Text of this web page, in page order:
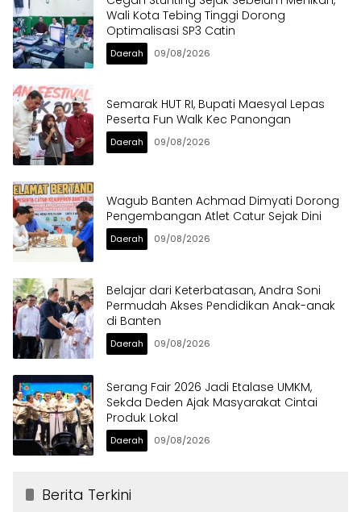
Wali Kota Tebing Tinggi Dorong
Optimalisasi SP3 Catin
Daerah 09/08/2026
Semarak HUT RI, Bupati Maesyal Lepas
Peserta Fun Walk Kec Panongan
Daerah 09/08/2026
Wagub Banten Achmad Dimyati Dorong
Pengembangan Atlet Catur Sejak Dini
Daerah 09/08/2026
Belajar dari Keterbatasan, Andra Soni
Permudah Akses Pendidikan Anak-anak
di Banten
Daerah 09/08/2026
Serang Fair 2026 Jadi Etalase UMKM,
Sekda Deden Ajak Masyarakat Cintai
Produk Lokal
Daerah 09/08/2026
Berita Terkini